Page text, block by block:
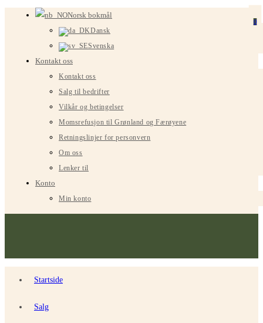
Norsk bokmål
Dansk
Svenska
Kontakt oss
Kontakt oss
Salg til bedrifter
Vilkår og betingelser
Momsrefusjon til Grønland og Færøyene
Retningslinjer for personvern
Om oss
Lenker til
Konto
Min konto
Startside
Salg
0